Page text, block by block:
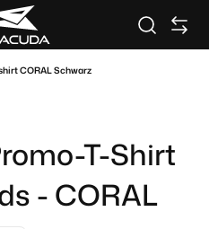
CORAL Schwarz
T-Shirt
- CORAL